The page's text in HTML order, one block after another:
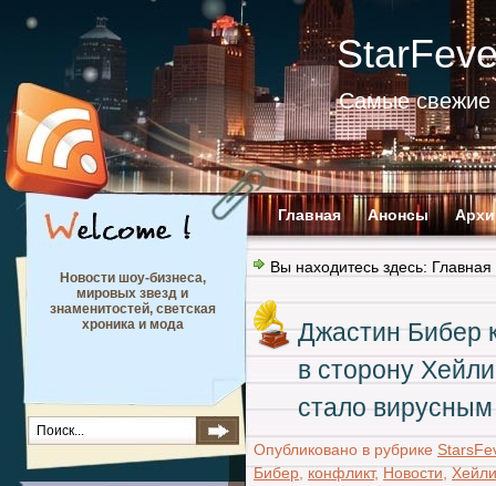
Самые свежие
Главная Анонсы
Новости шоу-бизнеса,
мировых звезд и
знаменитостей, светская
хроника и мода
Вы находитесь здесь: Главная
Джастин Бибер
в сторону
стало вирусным
Опубликовано в рубрике
Бибер,конфликт,Новости,